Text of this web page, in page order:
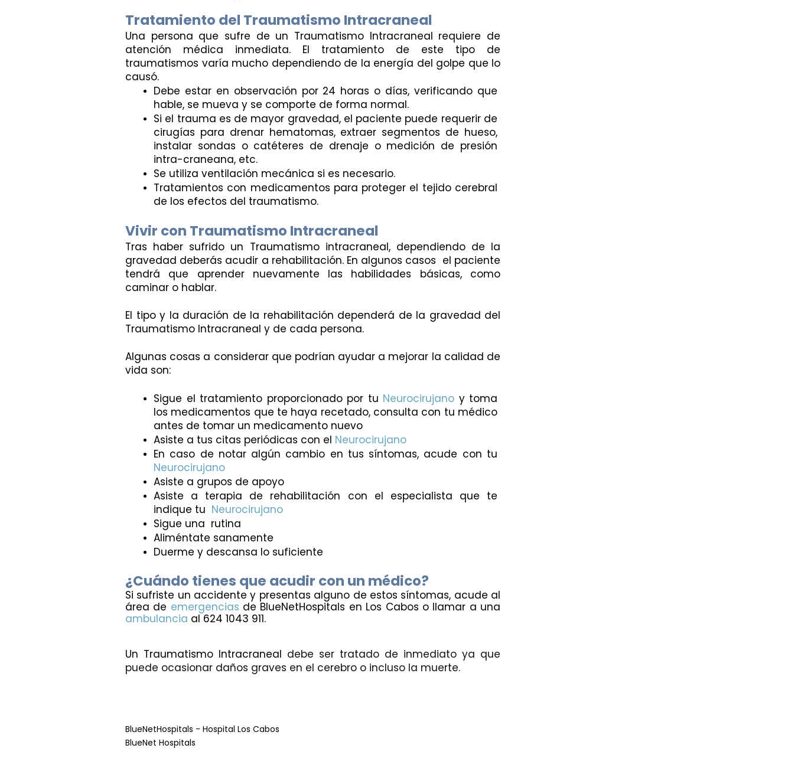
Tratamiento del Traumatismo Intracraneal
Una persona que sufre de un Traumatismo Intracraneal requiere de
atención médica inmediata. El tratamiento de este tipo de
traumatismos varía mucho dependiendo de la energía del golpe que lo
causó.
Debe estar en observación por 24 horas o días, verificando que
hable, se mueva y se comporte de forma normal.
Si el trauma es de mayor gravedad, el paciente puede requerir de
cirugías para drenar hematomas, extraer segmentos de hueso,
instalar sondas o catéteres de drenaje o medición de presión
intra-craneana, etc.
Se utiliza ventilación mecánica si es necesario.
Tratamientos con medicamentos para proteger el tejido cerebral
de los efectos del traumatismo.
Vivir con Traumatismo Intracraneal
Tras haber sufrido un Traumatismo intracraneal, dependiendo de la
gravedad deberás acudir a rehabilitación. En algunos casos  el paciente
tendrá que aprender nuevamente las habilidades básicas, como
caminar o hablar.
El tipo y la duración de la rehabilitación dependerá de la gravedad del
Traumatismo Intracraneal y de cada persona.
Algunas cosas a considerar que podrían ayudar a mejorar la calidad de
vida son:
Sigue el tratamiento proporcionado por tu Neurocirujano y toma
los medicamentos que te haya recetado, consulta con tu médico
antes de tomar un medicamento nuevo
Asiste a tus citas periódicas con el Neurocirujano
Neurocirujano
Asiste a grupos de apoyo
Asiste a terapia de rehabilitación con el especialista que te
indique tu Neurocirujano
Sigue una  rutina
Aliméntate sanamente
Duerme y descansa lo suficiente
¿Cuándo tienes que acudir con un médico?
Si sufriste un accidente y presentas alguno de estos síntomas, acude al
área de emergencias
ambulancia al 624 1043 911.
Un Traumatismo Intracraneal debe ser tratado de inmediato ya que
puede ocasionar daños graves en el cerebro o incluso la muerte.
BlueNetHospitals - Hospital Los Cabos
BlueNet Hospitals